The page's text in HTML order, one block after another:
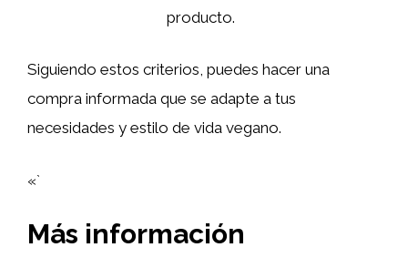
producto.
Siguiendo estos criterios, puedes hacer una
compra informada que se adapte a tus
necesidades y estilo de vida vegano.
«`
Más información